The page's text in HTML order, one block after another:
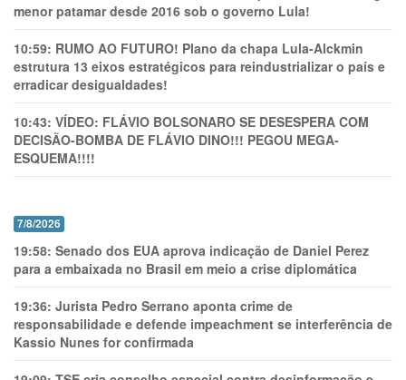
menor patamar desde 2016 sob o governo Lula!
10:59: RUMO AO FUTURO! Plano da chapa Lula-Alckmin
estrutura 13 eixos estratégicos para reindustrializar o país e
erradicar desigualdades!
10:43: VÍDEO: FLÁVIO BOLSONARO SE DESESPERA COM
DECISÃO-BOMBA DE FLÁVIO DINO!!! PEGOU MEGA-
ESQUEMA!!!!
7/8/2026
19:58: Senado dos EUA aprova indicação de Daniel Perez
para a embaixada no Brasil em meio a crise diplomática
19:36: Jurista Pedro Serrano aponta crime de
responsabilidade e defende impeachment se interferência de
Kassio Nunes for confirmada